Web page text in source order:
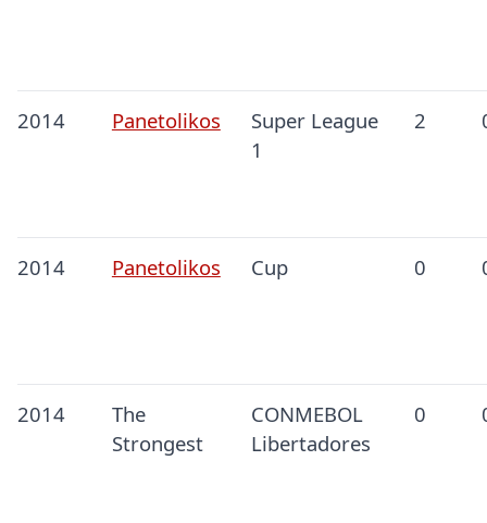
2014 Panetolikos
Super League
1
2
2014 Panetolikos Cup 0
2014
The
Strongest
CONMEBOL
Libertadores
0